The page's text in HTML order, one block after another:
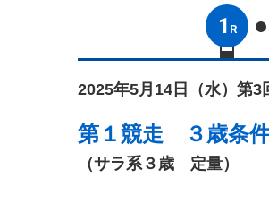
1 R
2025年5月14日（水） 第3
第１競走 ３歳条
（サラ系３歳 定量）